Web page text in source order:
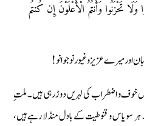
وَلَا تَحْزَنُوا وَأَنتُمُ الْأَعْلَوْنَ إِن كُنتُم
اور میرے عزیز و غیور نوجوانو!
خوف و اضطراب کی لہریں دوڑ رہى ہیں۔ ملتِ
سو یاس و قنوطیت کے بادل منڈلا رہے ہیں،